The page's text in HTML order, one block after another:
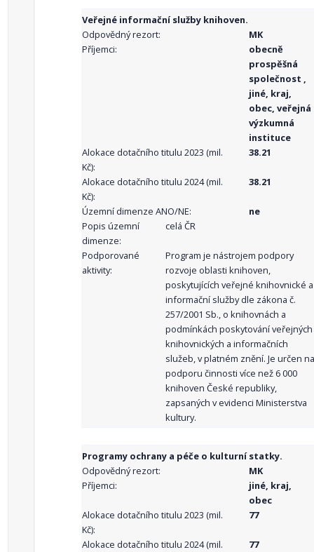
Veřejné informační služby knihoven.
Odpovědný rezort:
MK
Příjemci:
obecně
prospěšná
společnost ,
jiné, kraj,
obec, veřejná
výzkumná
instituce
Alokace dotačního titulu 2023 (mil.
Kč):
38.21
Alokace dotačního titulu 2024 (mil.
Kč):
38.21
Územní dimenze ANO/NE:
ne
Popis územní
dimenze:
celá ČR
Podporované
aktivity:
Program je nástrojem podpory
rozvoje oblasti knihoven,
poskytujících veřejné knihovnické a
informační služby dle zákona č.
257/2001 Sb., o knihovnách a
podmínkách poskytování veřejných
knihovnických a informačních
služeb, v platném znění. Je určen na
podporu činnosti více než 6 000
knihoven České republiky,
zapsaných v evidenci Ministerstva
kultury.
Programy ochrany a péče o kulturní statky.
Odpovědný rezort:
MK
Příjemci:
jiné, kraj,
obec
Alokace dotačního titulu 2023 (mil.
Kč):
77
Alokace dotačního titulu 2024 (mil.
77